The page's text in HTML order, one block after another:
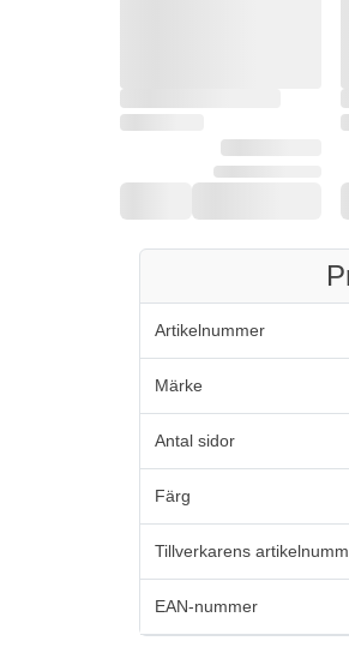
Artikelnummer
Märke
Antal sidor
Färg
Tillverkarens
EAN-nummer